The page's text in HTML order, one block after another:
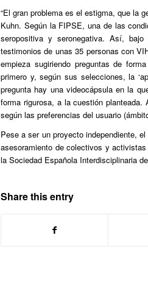
“El gran problema es el estigma, que la
Kuhn. Según la FIPSE, una de las
seropositiva y seronegativa. Así,
testimonios de unas 35 personas con
empieza sugiriendo preguntas de
primero y, según sus selecciones, la
pregunta hay una videocápsula en la
forma rigurosa, a la cuestión planteada.
según las preferencias del usuario
Pese a ser un proyecto independiente,
asesoramiento de colectivos y
la Sociedad Española Interdisciplinaria
Share this entry